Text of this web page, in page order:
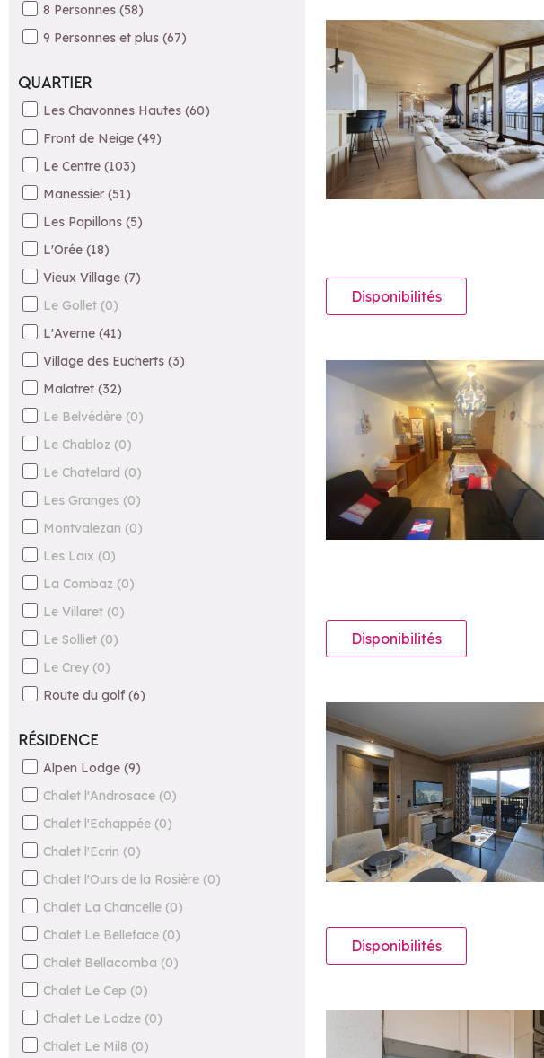
8 Personnes (58)
9 Personnes et plus (67)
QUARTIER
Les Chavonnes Hautes (60)
Front de Neige (49)
Le Centre (103)
Manessier (51)
Les Papillons (5)
L'Orée (18)
Vieux Village (7)
Le Gollet (0)
L'Averne (41)
Village des Eucherts (3)
Malatret (32)
Le Belvédère (0)
Le Chabloz (0)
Le Chatelard (0)
Les Granges (0)
Montvalezan (0)
Les Laix (0)
La Combaz (0)
Le Villaret (0)
Le Solliet (0)
Le Crey (0)
Route du golf (6)
RÉSIDENCE
Alpen Lodge (9)
Chalet l'Androsace (0)
Chalet l'Echappée (0)
Chalet l'Ecrin (0)
Chalet l'Ours de la Rosière (0)
Chalet La Chancelle (0)
Chalet Le Belleface (0)
Chalet Bellacomba (0)
Chalet Le Cep (0)
Chalet Le Lodze (0)
Chalet Le Mil8 (0)
Disponibilités
Disponibilités
Disponibilités